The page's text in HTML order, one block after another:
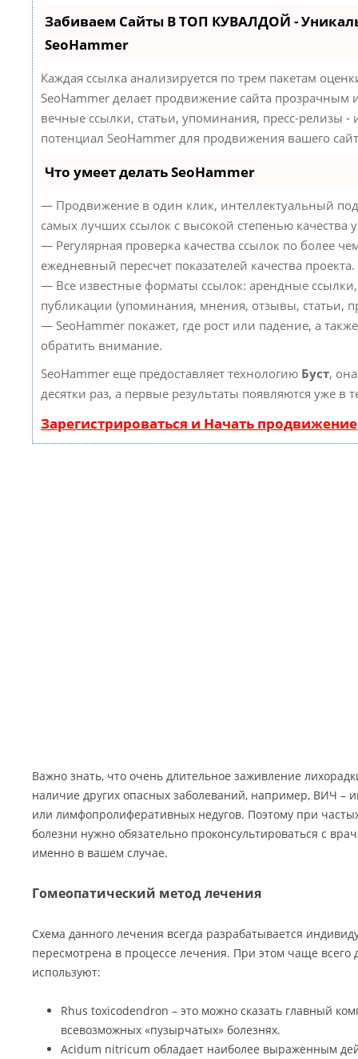
Забиваем Сайты В ТОП КУВАЛДОЙ -
SeoHammer
Каждая ссылка анализируется по трем пакетам
SeoHammer делает продвижение сайта прозрачным
вечные ссылки, статьи, упоминания, пресс-релизы -
потенциал SeoHammer для продвижения вашего
Что умеет делать SeoHammer
— Продвижение в один клик, интеллектуальный
самых лучших ссылок с высокой степенью качества
— Регулярная проверка качества ссылок по более
ежедневный пересчет показателей качества проекта.
— Все известные форматы ссылок: арендные
публикации (упоминания, мнения, отзывы, статьи,
— SeoHammer покажет, где рост или падение, а
обратить внимание.
SeoHammer еще предоставляет технологию Буст,
десятки раз, а первые результаты появляются уже в
Зарегистрироваться и Начать продвижение
Важно знать, что очень длительное заживление
наличие других опасных заболеваний, например, ВИЧ –
или лимфопролиферативных недугов. Поэтому при
болезни нужно обязательно проконсультироваться с
именно в вашем случае.
Гомеопатический метод лечения
Схема данного лечения всегда разрабатывается
пересмотрена в процессе лечения. При этом чаще всего
используют:
Rhus toxicodendron – это можно сказать главный
всевозможных «пузырчатых» болезнях.
Acidum nitricum обладает наиболее выраженным